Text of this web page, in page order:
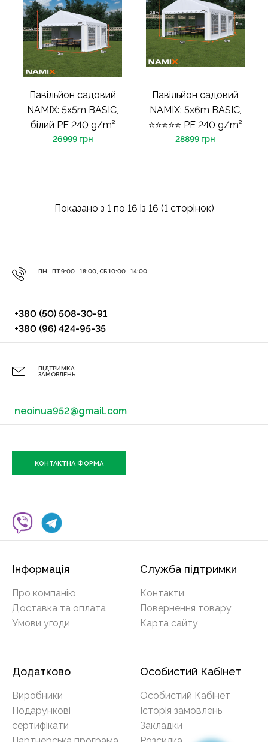
Павільйон садовий
NAMIX: 5x5m BASIC,
білий PE 240 g/m²
26999 грн
Павільйон садовий
NAMIX: 5x6m BASIC,
⭐⭐⭐⭐⭐ PE 240 g/m²
28899 грн
Показано з 1 по 16 із 16 (1 сторінок)
ПН - ПТ 9:00 - 18:00, СБ 10:00 - 14:00
+380 (50) 508-30-91
+380 (96) 424-95-35
ПІДТРИМКА
ЗАМОВЛЕНЬ
neoinua952@gmail.com
КОНТАКТНА ФОРМА
Інформація
Про компанію
Доставка та оплата
Умови угоди
Служба підтримки
Контакти
Повернення товару
Карта сайту
Додатково
Виробники
Подарункові
сертифікати
Особистий Кабінет
Особистий Кабінет
Історія замовлень
Закладки